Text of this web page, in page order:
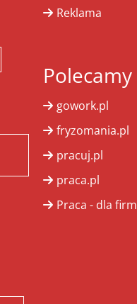
Reklama
Polecamy
gowork.pl
fryzomania.pl
pracuj.pl
praca.pl
Praca - dla firm